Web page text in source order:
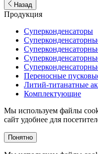
Назад
Продукция
Суперконденсаторы
Переносные
Литий-титанатные
Комплектующие
Мы используем файлы
сайт удобнее для
Понятно